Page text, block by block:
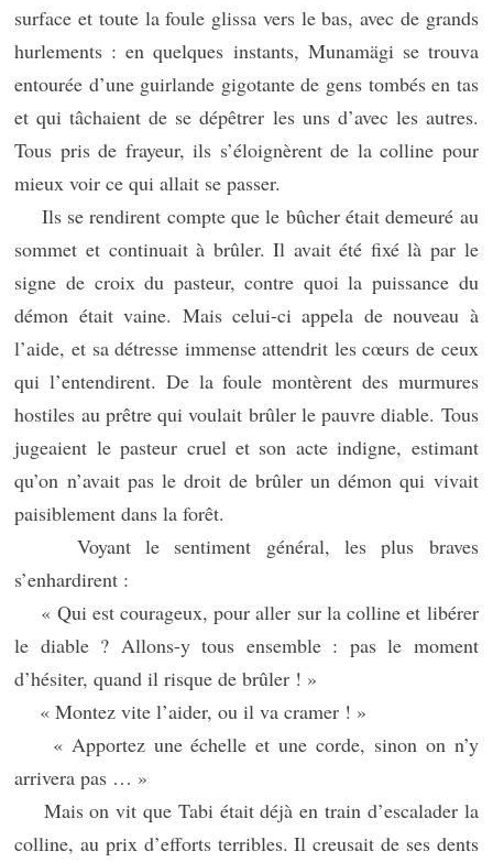
surface et toute la foule glissa vers le bas, avec de grands
hurlements : en quelques instants, Munamägi se trouva
entourée d’une guirlande gigotante de gens tombés en tas
et qui tâchaient de se dépêtrer les uns d’avec les autres.
Tous pris de frayeur, ils s’éloignèrent de la colline pour
mieux voir ce qui allait se passer.
Ils se rendirent compte que le bûcher était demeuré au
sommet et continuait à brûler. Il avait été fixé là par le
signe de croix du pasteur, contre quoi la puissance du
démon était vaine. Mais celui-ci appela de nouveau à
l’aide, et sa détresse immense attendrit les cœurs de ceux
qui l’entendirent. De la foule montèrent des murmures
hostiles au prêtre qui voulait brûler le pauvre diable. Tous
jugeaient le pasteur cruel et son acte indigne, estimant
qu’on n’avait pas le droit de brûler un démon qui vivait
paisiblement dans la forêt.
Voyant le sentiment général, les plus braves
s’enhardirent :
« Qui est courageux, pour aller sur la colline et libérer
le diable ? Allons-y tous ensemble : pas le moment
d’hésiter, quand il risque de brûler ! »
« Montez vite l’aider, ou il va cramer ! »
« Apportez une échelle et une corde, sinon on n’y
arrivera pas … »
Mais on vit que Tabi était déjà en train d’escalader la
colline, au prix d’efforts terribles. Il creusait de ses dents